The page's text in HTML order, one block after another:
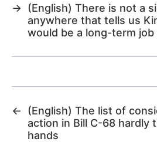
→ (English) There is not a
anywhere that tells us
would be a long-term
←
(English) The list of
action in Bill C-68 hardly
hands